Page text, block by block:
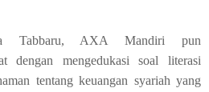
Tabbaru, AXA Mandiri pun
dengan mengedukasi soal literasi
tentang keuangan syariah yang